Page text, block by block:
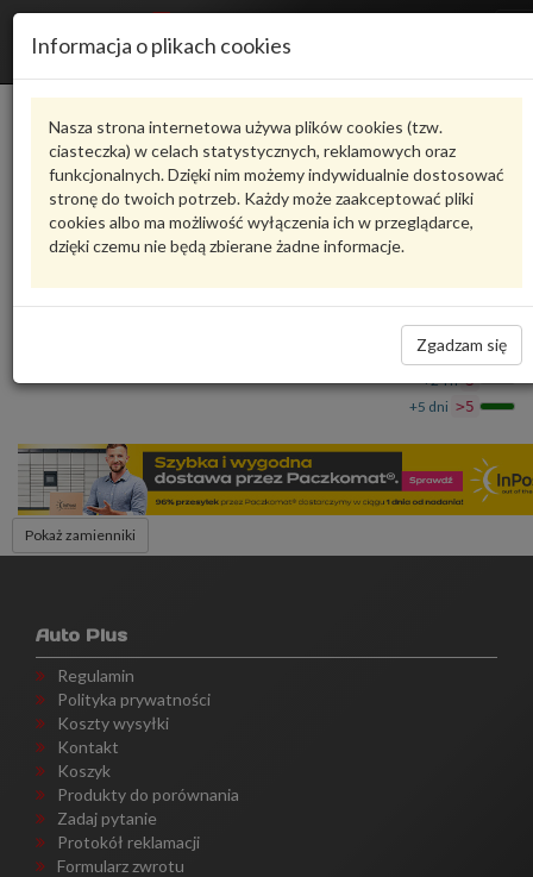
Informacja o plikach cookies
Nasza strona internetowa używa plików cookies (tzw.
ciasteczka) w celach statystycznych, reklamowych oraz
funkcjonalnych. Dzięki nim możemy indywidualnie dostosować
stronę do twoich potrzeb. Każdy może zaakceptować pliki
cookies albo ma możliwość wyłączenia ich w przeglądarce,
dzięki czemu nie będą zbierane żadne informacje.
Zgadzam się
Karta produktu
6U0084230ADVAG
VAG - produkt oryginalny VW AUDI SEAT SKODA
Polo męskie Motorsport XL 6U0084230AD VAG
229,43 zł
Dostępność
Wrocław 0
+24 h 3
+5 dni >5
Pokaż zamienniki
Auto Plus
Regulamin
Polityka prywatności
Koszty wysyłki
Kontakt
Koszyk
Produkty do porównania
Zadaj pytanie
Protokół reklamacji
Formularz zwrotu